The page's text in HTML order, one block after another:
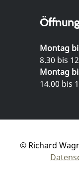
Montag
8.30 bis
Montag
14.00 bis
© Richard